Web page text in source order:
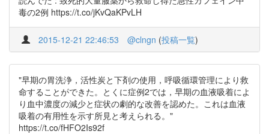
毒の2例 https://t.co/jKvQaKPvLH
2015-12-21 22:46:53 @clngn (投稿一覧)
"早期の胃洗浄，活性炭と下剤の使用，呼吸循環管理により救
命することができた。とくに症例2では，早期の血液吸着によ
り血中濃度の減少と症状の劇的な改善を認めた。これは血液
吸着の有用性を示す所見と考えられる。"
https://t.co/fHFO2Is92f